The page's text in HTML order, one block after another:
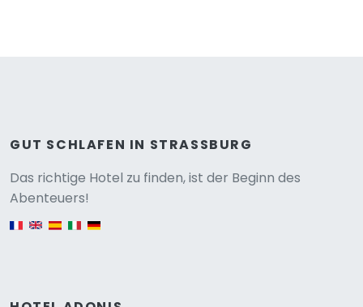
GUT SCHLAFEN IN STRASSBURG
Das richtige Hotel zu finden, ist der Beginn des
Abenteuers!